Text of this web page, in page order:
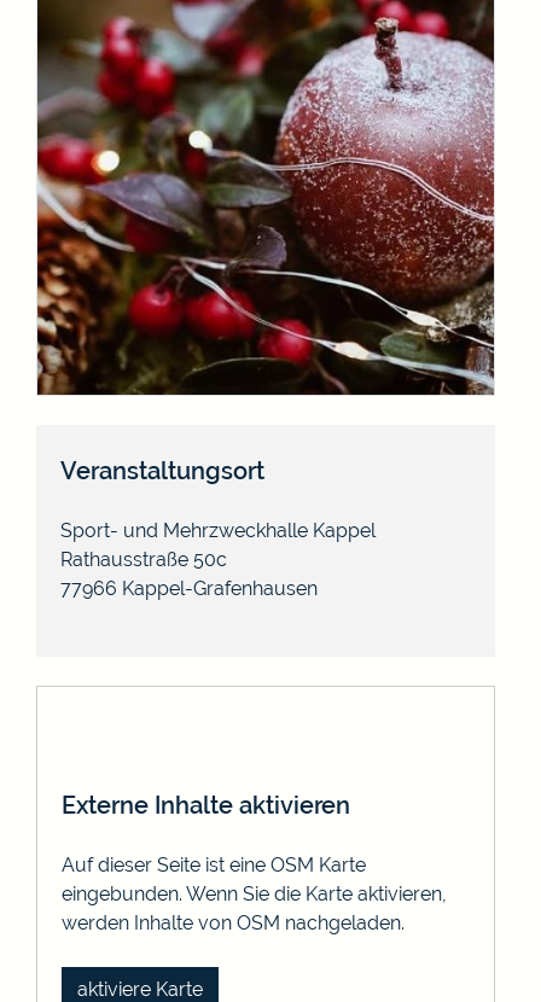
Veranstaltungsort
Sport- und Mehrzweckhalle Kappel
Rathausstraße 50c
77966 Kappel-Grafenhausen
Externe Inhalte aktivieren
Auf dieser Seite ist eine OSM Karte
eingebunden. Wenn Sie die Karte aktivieren,
werden Inhalte von OSM nachgeladen.
aktiviere Karte